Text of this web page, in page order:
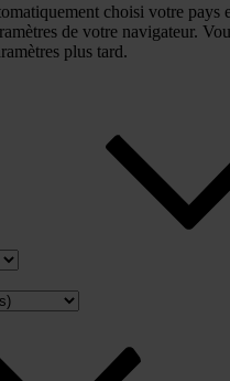
choisi votre pays
de votre navigateur.
plus tard.